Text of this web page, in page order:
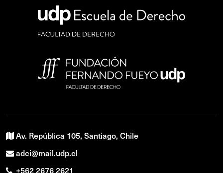
Av. República 105, Santiago, Chile
adci@mail.udp.cl
+562 2676 2621